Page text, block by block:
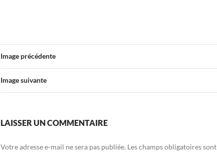
Image précédente
Image suivante
LAISSER UN COMMENTAIRE
Votre adresse e-mail ne sera pas publiée. Les champs obligatoires sont